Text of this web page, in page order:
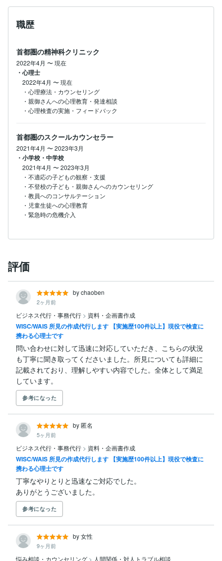
職歴
首都圏の精神科クリニック
2022年4月 〜現在
・心理士
2022年4月 〜現在
・心理療法・カウンセリング
・親御さんへの心理教育・発達相談
・心理検査の実施・フィードバック
首都圏のスクールカウンセラー
2021年4月 〜2023年3月
・小学校・中学校
2021年4月 〜2023年3月
・不適応の子どもの観察・支援
・不登校の子ども・親御さんへのカウンセリング
・教員へのコンサルテーション
・児童生徒への心理教育
・緊急時の危機介入
評価
by chaoben
2ヶ月前
ビジネス代行・事務代行 > 資料・企画書作成
WISC/WAIS 所見の作成代行します 【実施歴100件以上】現役で検査に
携わる心理士です
問い合わせに対して迅速に対応していただき、こちらの状況
も丁寧に聞き取ってくださいました。所見についても詳細に
記載されており、理解しやすい内容でした。全体として満足
しています。
参考になった
by 匿名
5ヶ月前
ビジネス代行・事務代行 > 資料・企画書作成
WISC/WAIS 所見の作成代行します 【実施歴100件以上】現役で検査に
携わる心理士です
丁寧なやりとりと迅速なご対応でした。
ありがとうございました。
参考になった
by 女性
9ヶ月前
悩み相談・カウンセリング > 人間関係・対人トラブル相談